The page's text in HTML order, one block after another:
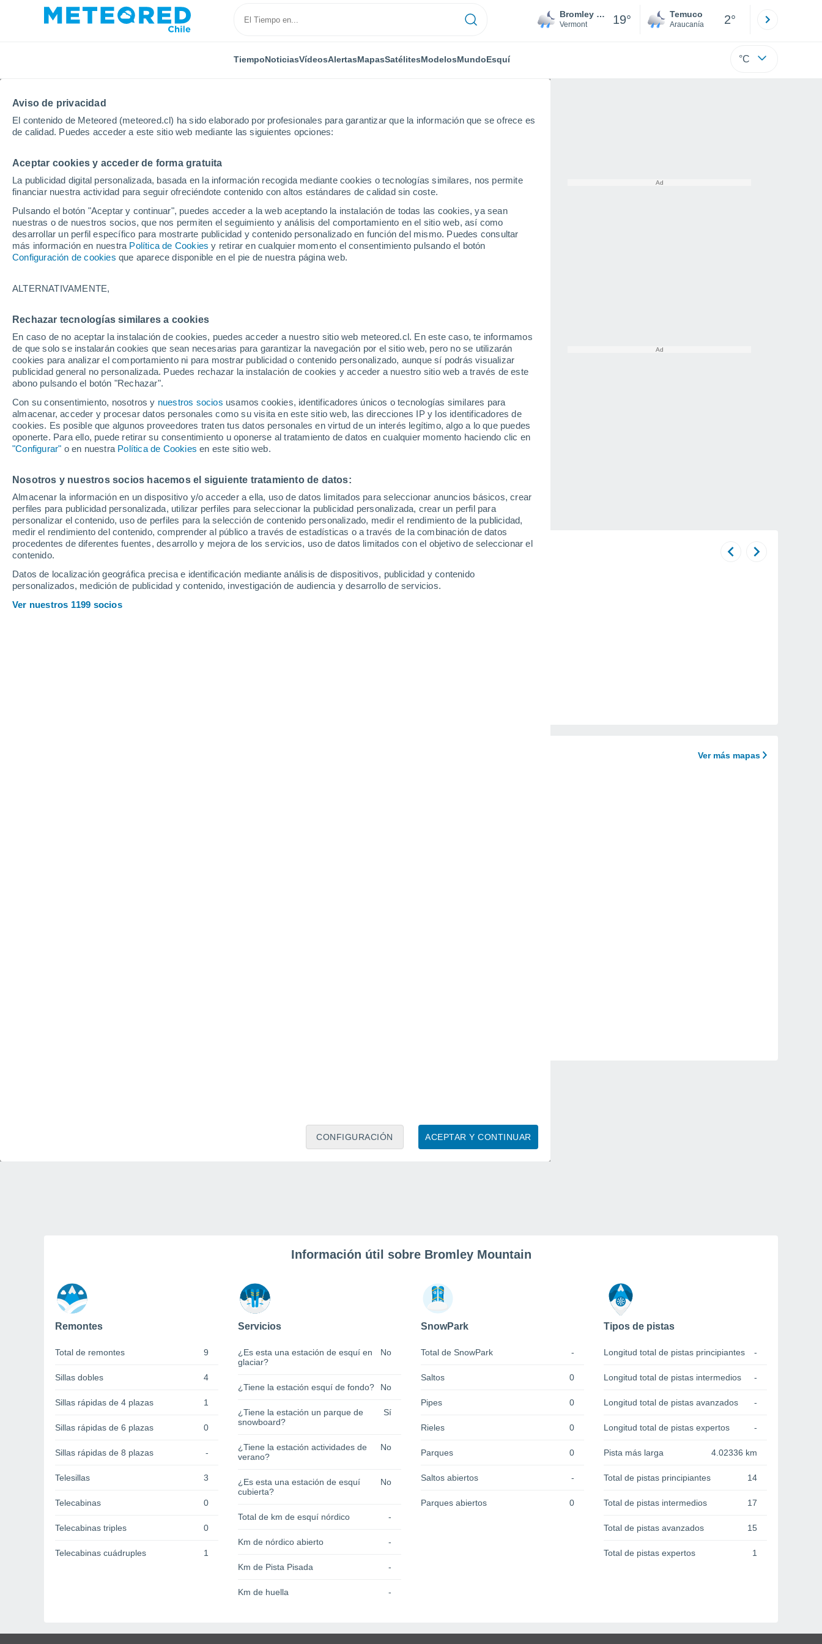
Aviso de privacidad
El contenido de Meteored (meteored.cl) ha sido elaborado por profesionales para garantizar que la información que se ofrece es
de calidad. Puedes acceder a este sitio web mediante las siguientes opciones:
Aceptar cookies y acceder de forma gratuita
La publicidad digital personalizada, basada en la información recogida mediante cookies o tecnologías similares, nos permite
financiar nuestra actividad para seguir ofreciéndote contenido con altos estándares de calidad sin coste.
Pulsando el botón "Aceptar y continuar", puedes acceder a la web aceptando la instalación de todas las cookies, ya sean
nuestras o de nuestros socios, que nos permiten el seguimiento y análisis del comportamiento en el sitio web, así como
desarrollar un perfil específico para mostrarte publicidad y contenido personalizado en función del mismo. Puedes consultar
más información en nuestra Política de Cookies y retirar en cualquier momento el consentimiento pulsando el botón
Configuración de cookies que aparece disponible en el pie de nuestra página web.
ALTERNATIVAMENTE,
Rechazar tecnologías similares a cookies
En caso de no aceptar la instalación de cookies, puedes acceder a nuestro sitio web meteored.cl. En este caso, te informamos
de que solo se instalarán cookies que sean necesarias para garantizar la navegación por el sitio web, pero no se utilizarán
cookies para analizar el comportamiento ni para mostrar publicidad o contenido personalizado, aunque sí podrás visualizar
publicidad general no personalizada. Puedes rechazar la instalación de cookies y acceder a nuestro sitio web a través de este
abono pulsando el botón "Rechazar".
Con su consentimiento, nosotros y nuestros socios usamos cookies, identificadores únicos o tecnologías similares para
almacenar, acceder y procesar datos personales como su visita en este sitio web, las direcciones IP y los identificadores de
cookies. Es posible que algunos proveedores traten tus datos personales en virtud de un interés legítimo, algo a lo que puedes
oponerte. Para ello, puede retirar su consentimiento u oponerse al tratamiento de datos en cualquier momento haciendo clic en
"Configurar" o en nuestra Política de Cookies en este sitio web.
Nosotros y nuestros socios hacemos el siguiente tratamiento de datos:
Almacenar la información en un dispositivo y/o acceder a ella, uso de datos limitados para seleccionar anuncios básicos, crear
perfiles para publicidad personalizada, utilizar perfiles para seleccionar la publicidad personalizada, crear un perfil para
personalizar el contenido, uso de perfiles para la selección de contenido personalizado, medir el rendimiento de la publicidad,
medir el rendimiento del contenido, comprender al público a través de estadísticas o a través de la combinación de datos
procedentes de diferentes fuentes, desarrollo y mejora de los servicios, uso de datos limitados con el objetivo de seleccionar el
contenido.
Datos de localización geográfica precisa e identificación mediante análisis de dispositivos, publicidad y contenido
personalizados, medición de publicidad y contenido, investigación de audiencia y desarrollo de servicios.
Ver nuestros 1199 socios
ACEPTAR Y CONTINUAR
CONFIGURACIÓN
Bromley Village
Vermont 19° Temuco
Araucanía 2°
TiempoNoticiasVídeosAlertasMapasSatélitesModelosMundoEsquí °C
Inicio Estados Unidos Estado de Vermont
Bromley Mountain
27/11/2026
Hoy
8 Ago
Mañana
9 Ago
Lunes
10 Ago
Parte de nieve hoy
Pistas por dificultad 14 17 15 1
Kilómetros esquiables -
Remontes 0 / 9
Espesor de nieve en la base
Espesor de nieve en la parte superior -
Webcams en Bromley Village
Ver más mapas
Información útil sobre Bromley Mountain
Remontes
Total de remontes 9
Sillas dobles 4
Sillas rápidas de 4 plazas 1
Sillas rápidas de 6 plazas 0
Sillas rápidas de 8 plazas -
Telesillas 3
Telecabinas 0
Telecabinas triples 0
Telecabinas cuádruples 1
Servicios
¿Es esta una estación de esquí en
glaciar?
No
¿Tiene la estación esquí de fondo? No
¿Tiene la estación un parque de
snowboard?
Sí
¿Tiene la estación actividades de
verano?
No
¿Es esta una estación de esquí
cubierta?
No
Total de km de esquí nórdico -
Km de nórdico abierto -
Km de Pista Pisada -
Km de huella -
SnowPark
Total de SnowPark -
Saltos 0
Pipes 0
Rieles 0
Parques 0
Saltos abiertos -
Parques abiertos 0
Tipos de pistas
Longitud total de pistas principiantes -
Longitud total de pistas intermedios -
Longitud total de pistas avanzados -
Longitud total de pistas expertos -
Pista más larga 4.02336 km
Total de pistas principiantes 14
Total de pistas intermedios 17
Total de pistas avanzados 15
Total de pistas expertos 1